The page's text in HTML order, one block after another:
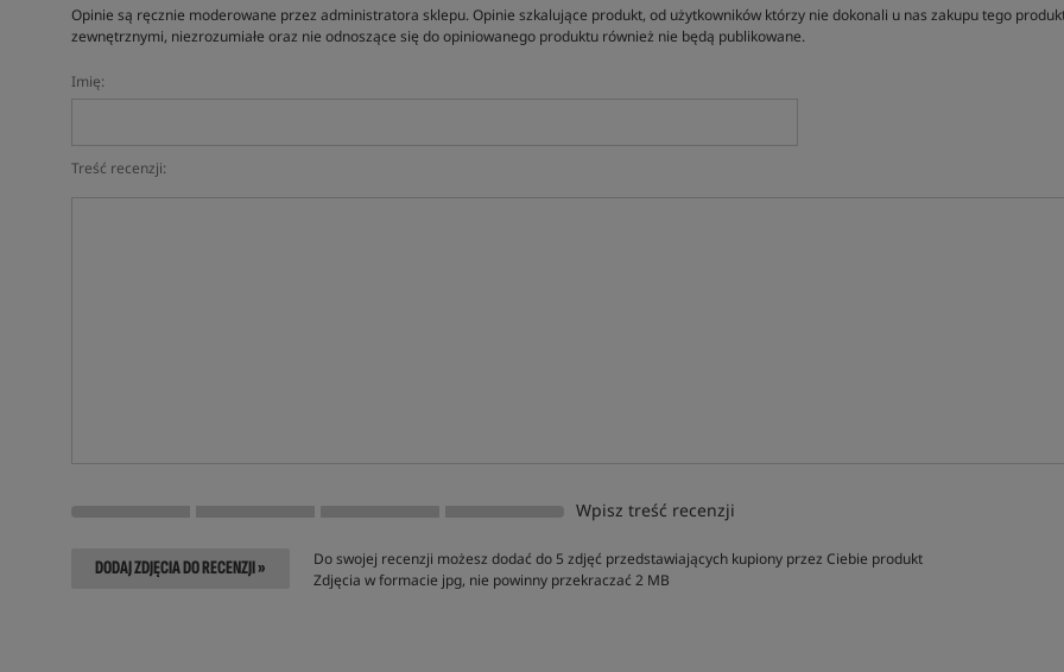
Opinie są ręcznie moderowane przez administratora sklepu. Opinie szkalujące produkt, od użytkowników którzy nie dokonali u nas zakupu tego
zewnętrznymi, niezrozumiałe oraz nie odnoszące się do opiniowanego produktu również nie będą publikowane.
Imię:
Treść recenzji:
Wpisz treść recenzji
DODAJ ZDJĘCIA DO RECENZJI »
Do swojej recenzji możesz dodać do 5 zdjęć przedstawiających kupiony przez Ciebie produkt
Zdjęcia w formacie jpg, nie powinny przekraczać 2 MB